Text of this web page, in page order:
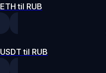
ETH til RUB
USDT til RUB